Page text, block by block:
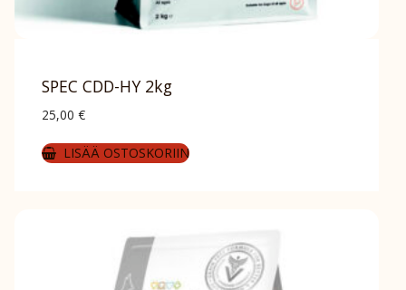
SPEC CDD-HY 2kg
25,00 €
LISÄÄ OSTOSKORIIN